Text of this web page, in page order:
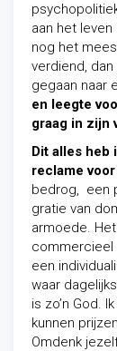
aan het
nog het
verdiend,
gegaan naar
en leegte
graag in zijn
Dit alles heb
reclame
bedrog, een
gratie van
armoede.
commercieel
een
waar
is zo’n God.
kunnen
Omdenk